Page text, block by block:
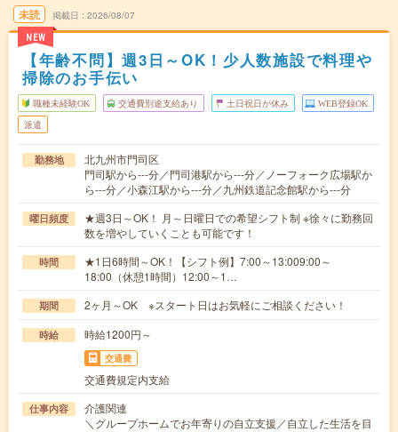
未読
NEW
掲載日 2026/08/07
【年齢不問】週3日～OK！少人数施設で料理や
掃除のお手伝い
職種未経験OK 交通費別途支給あり 土日祝日が休み WEB登録OK
派遣
勤務地
北九州市門司区
門司駅から---分／門司港駅から---分／ノーフォーク広場駅か
ら---分／小森江駅から---分／九州鉄道記念館駅から---分
曜日頻度
★週3日～OK！ 月～日曜日での希望シフト制 ※徐々に勤務回
数を増やしていくことも可能です！
時間
★1日6時間～OK！【シフト例】7:00～13:009:00～
18:00（休憩1時間）12:00～1…
期間 2ヶ月～OK ※スタート日はお気軽にご相談ください！
時給 時給1200円～
交通費
交通費規定内支給
仕事内容
介護関連
＼グループホームでお年寄りの自立支援／自立した生活を目